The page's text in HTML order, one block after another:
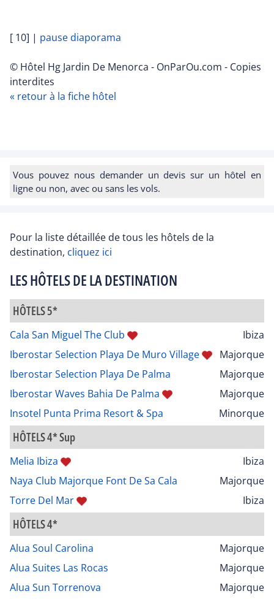
[ 10] | pause diaporama
© Hôtel Hg Jardin De Menorca - OnParOu.com - Copies
interdites
« retour à la fiche hôtel
Vous pouvez nous demander un devis sur un hôtel en
ligne ou non, avec ou sans les vols.
Pour la liste détaillée de tous les hôtels de la
destination, cliquez ici
LES HÔTELS DE LA DESTINATION
HÔTELS 5*
Cala San Miguel The Club
Ibiza
Iberostar Selection Playa De Muro Village
Majorque
Iberostar Selection Playa De Palma
Majorque
Iberostar Waves Bahia De Palma
Majorque
Insotel Punta Prima Resort & Spa
Minorque
HÔTELS 4* Sup
Melia Ibiza
Ibiza
Naya Club Majorque Font De Sa Cala
Majorque
Torre Del Mar
Ibiza
HÔTELS 4*
Alua Soul Carolina
Majorque
Alua Suites Las Rocas
Majorque
Alua Sun Torrenova
Majorque